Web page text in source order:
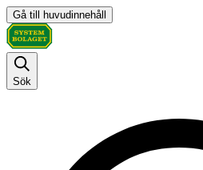
Gå till huvudinnehåll
Sök